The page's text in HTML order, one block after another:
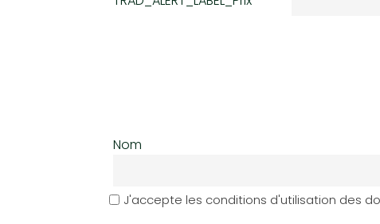
Nom
J'accepte les conditions d'utilisation des